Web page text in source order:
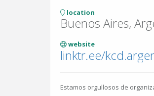
location
Buenos Aires,
website
linktr.ee/
Estamos orgullosos de